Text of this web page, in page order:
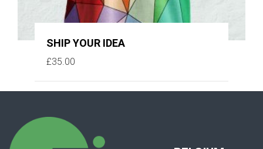
SHIP YOUR IDEA
£35.00